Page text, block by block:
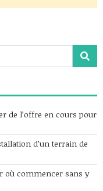
de l’offre en cours pour
d’un terrain de
où commencer sans y